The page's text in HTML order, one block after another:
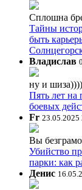
Сплошна
Тайны
быть
Владислав
ну и
Пять лет на
боевых
Fr 23.05.2025
Вы
Убийство
парки: как
Денис